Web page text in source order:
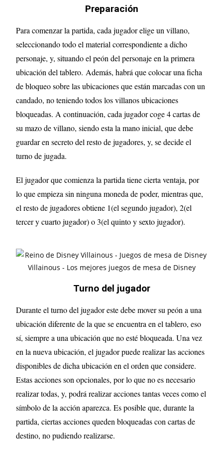
Preparación
Para comenzar la partida, cada jugador elige un villano,
seleccionando todo el material correspondiente a dicho
personaje, y, situando el peón del personaje en la primera
ubicación del tablero. Además, habrá que colocar una ficha
de bloqueo sobre las ubicaciones que están marcadas con un
candado, no teniendo todos los villanos ubicaciones
bloqueadas. A continuación, cada jugador coge 4 cartas de
su mazo de villano, siendo esta la mano inicial, que debe
guardar en secreto del resto de jugadores, y, se decide el
turno de jugada.
El jugador que comienza la partida tiene cierta ventaja, por
lo que empieza sin ninguna moneda de poder, mientras que,
el resto de jugadores obtiene 1(el segundo jugador), 2(el
tercer y cuarto jugador) o 3(el quinto y sexto jugador).
Turno del jugador
Durante el turno del jugador este debe mover su peón a una
ubicación diferente de la que se encuentra en el tablero, eso
sí, siempre a una ubicación que no esté bloqueada. Una vez
en la nueva ubicación, el jugador puede realizar las acciones
disponibles de dicha ubicación en el orden que considere.
Estas acciones son opcionales, por lo que no es necesario
realizar todas, y, podrá realizar acciones tantas veces como el
símbolo de la acción aparezca. Es posible que, durante la
partida, ciertas acciones queden bloqueadas con cartas de
destino, no pudiendo realizarse.